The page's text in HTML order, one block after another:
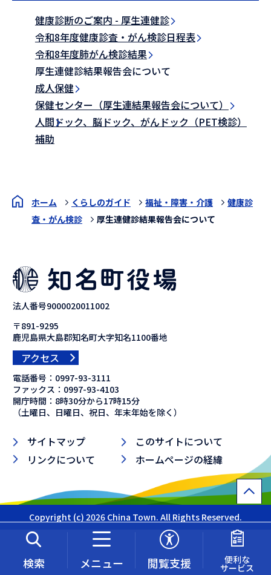
検索 メニュー 閲覧支援 便利な
サービス
健康診断のご案内 - 厚生連健診
令和8年度健康診査・がん検診日程表
令和8年度肺がん検診結果
厚生連健診結果報告会について
成人保健
保健センター（厚生連結果報告会について）
人間ドック、脳ドック、がんドック（PET検診）
補助
ホーム くらしのガイド 福祉・障害・介護
健康診
査・がん検診
厚生連健診結果報告会について
法人番号9000020011002
〒891-9295
鹿児島県大島郡知名町大字知名1100番地
アクセス
電話番号： 0997-93-3111
ファックス： 0997-93-4103
開庁時間：8時30分から17時15分
（土曜日、日曜日、祝日、年末年始を除く）
サイトマップ
このサイトについて
リンクについて
ホームページの経緯
Copyright (c) 2026 China Town. All Rights Reserved.